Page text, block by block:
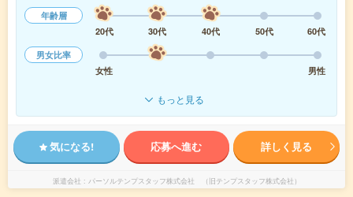
年齢層
20代
30代 40代 50代
60代
男女比率
女性
男性
もっと見る
気になる! 応募へ進む 詳しく見る
派遣会社 パーソルテンプスタッフ株式会社 （旧テンプスタッフ株式会社）